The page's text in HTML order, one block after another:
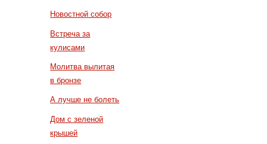
Новостной собор
Встреча за
кулисами
Молитва вылитая
в бронзе
А лучше не болеть
Дом с зеленой
крышей